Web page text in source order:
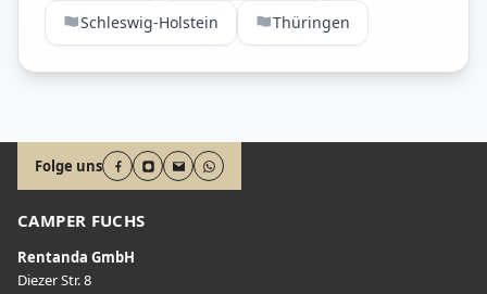
Schleswig-Holstein Thüringen
Folge uns
CAMPER FUCHS
Rentanda GmbH
Diezer Str. 8